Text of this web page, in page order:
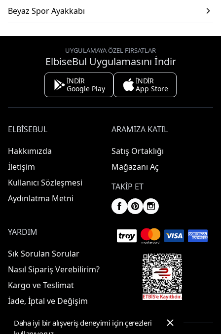
Beyaz Spor Ayakkabı
UYGULAMAYA ÖZEL FIRSATLAR
ElbiseBul Uygulamasını İndir
İNDİR
Google Play
İNDİR
App Store
ELBISEBUL
Hakkımızda
İletişim
Kullanıcı Sözleşmesi
Aydınlatma Metni
ARAMIZA KATIL
Satış Ortaklığı
Mağazanı Aç
TAKIP ET
YARDIM
Sık Sorulan Sorular
Nasıl Sipariş Verebilirim?
Kargo ve Teslimat
İade, İptal ve Değişim
Daha iyi bir alışveriş deneyimi için çerezleri